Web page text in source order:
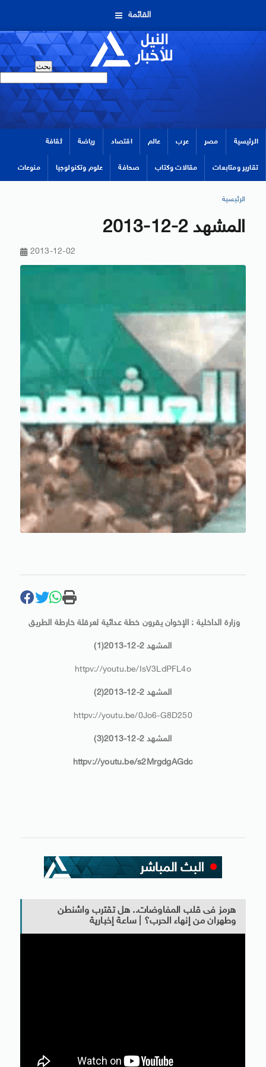
القائمة
الرئيسية مصر عرب عالم اقتصاد رياضة ثقافة
تقارير ومتابعات مقالات وكتاب صحافة علوم وتكنولوجيا منوعات
الرئيسية
المشهد 2-12-2013
2013-12-02
وزارة الداخلية : الإخوان يقرون خطة عدائية لعرقلة خارطة الطريق
المشهد 2-12-2013(1)
httpv://youtu.be/IsV3LdPFL4o
المشهد 2-12-2013(2)
httpv://youtu.be/0Jo6-G8D250
المشهد 2-12-2013(3)
httpv://youtu.be/s2MrgdgAGdc
هرمز فى قلب المفاوضات.. هل تقترب واشنطن
وطهران من إنهاء الحرب؟ | ساعة إخبارية